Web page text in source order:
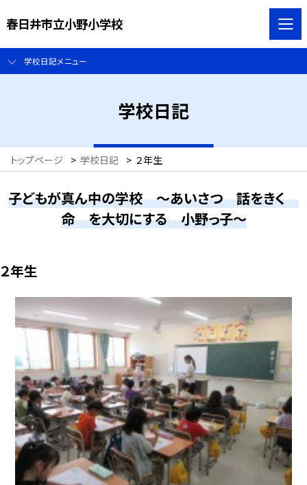
春日井市立小野小学校
学校日記メニュー
学校日記
トップページ > 学校日記 > ２年生
子どもが真ん中の学校 ～あいさつ 話をきく
命 を大切にする 小野っ子～
２年生